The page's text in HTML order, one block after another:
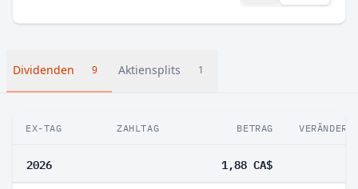
Dividenden 9 Aktiensplits 1
EX-TAG ZAHLTAG BETRAG
2026 1,88 CA$